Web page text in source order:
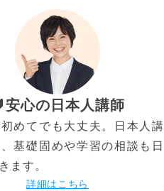
安心の日本人講師
めてでも大丈夫。日本人講
基礎固めや学習の相談も日
ます。
詳細はこちら